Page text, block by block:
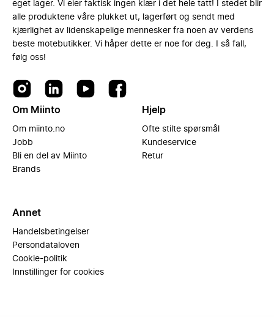
eget lager. Vi eier faktisk ingen klær i det hele tatt! I stedet blir
alle produktene våre plukket ut, lagerført og sendt med
kjærlighet av lidenskapelige mennesker fra noen av verdens
beste motebutikker. Vi håper dette er noe for deg. I så fall,
følg oss!
Om Miinto
Om miinto.no
Jobb
Bli en del av Miinto
Brands
Hjelp
Ofte stilte spørsmål
Kundeservice
Retur
Annet
Handelsbetingelser
Persondataloven
Cookie-politik
Innstillinger for cookies